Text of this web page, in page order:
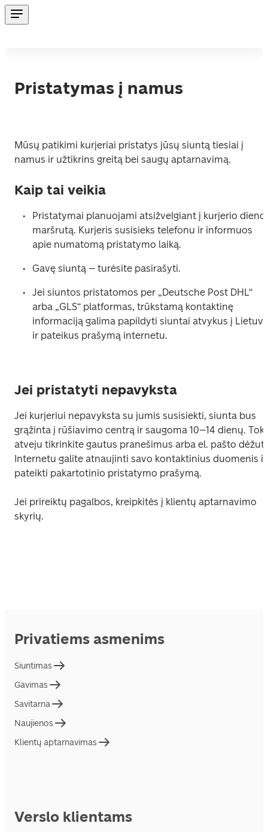
Pristatymas į namus
Mūsų patikimi kurjeriai pristatys jūsų siuntą tiesiai į
namus ir užtikrins greitą bei saugų aptarnavimą.
Kaip tai veikia
Pristatymai planuojami atsižvelgiant į kurjerio
maršrutą. Kurjeris susisieks telefonu ir informuos
apie numatomą pristatymo laiką.
Gavę siuntą – turėsite pasirašyti.
Jei siuntos pristatomos per „Deutsche Post DHL“
arba „GLS“ platformas, trūkstamą kontaktinę
informaciją galima papildyti siuntai atvykus į Lietuvą
ir pateikus prašymą internetu.
Jei pristatyti nepavyksta
Jei kurjeriui nepavyksta su jumis susisiekti, siunta bus
grąžinta į rūšiavimo centrą ir saugoma 10–14 dienų.
atveju tikrinkite gautus pranešimus arba el. pašto
Internetu galite atnaujinti savo kontaktinius duomenis ir
pateikti pakartotinio pristatymo prašymą.
Jei prireiktų pagalbos, kreipkitės į klientų aptarnavimo
Privatiems asmenims
Siuntimas
Gavimas
Savitarna
Naujienos
Klientų aptarnavimas
Verslo klientams